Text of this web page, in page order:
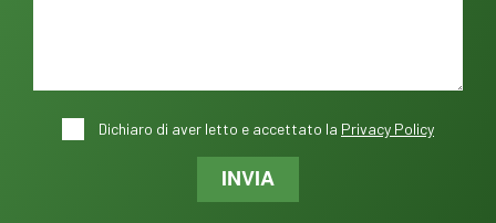
Dichiaro di aver letto e accettato la Privacy Policy
INVIA